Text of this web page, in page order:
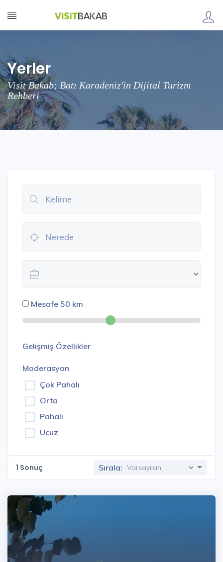
Yerler
Visit Bakab; Batı Karadeniz'in Dijital Turizm
Rehberi
Mesafe 50 km
Gelişmiş Özellikler
Moderasyon
Çok Pahalı
Orta
Pahalı
Ucuz
1 Sonuç Sırala: